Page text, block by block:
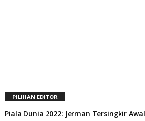
PILIHAN EDITOR
Piala Dunia 2022: Jerman Tersingkir Awal